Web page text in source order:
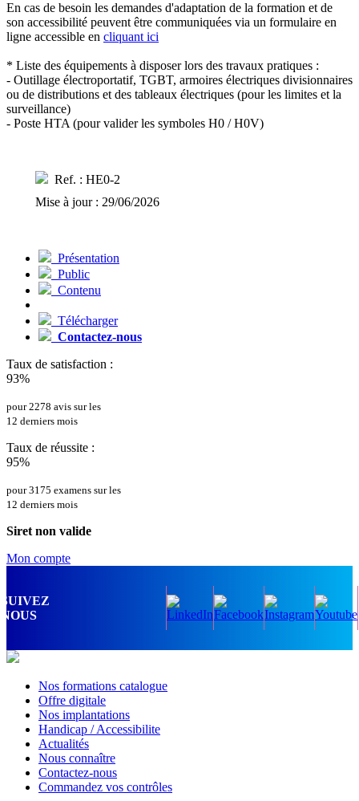
En cas de besoin les demandes d'adaptation de la formation et de
son accessibilité peuvent être communiquées via un formulaire en
ligne accessible en cliquant ici
* Liste des équipements à disposer lors des travaux pratiques :
- Outillage électroportatif, TGBT, armoires électriques divisionnaires
ou de distributions et des tableaux électriques (pour les limites et la
surveillance)
- Poste HTA (pour valider les symboles H0 / H0V)
Ref. : HE0-2
Mise à jour : 29/06/2026
Présentation
Public
Contenu
Télécharger
Contactez-nous
Taux de satisfaction :
93%
pour 2278 avis sur les
12 derniers mois
Taux de réussite :
95%
pour 3175 examens sur les
12 derniers mois
Siret non valide
Mon compte
SUIVEZ
NOUS
Nos formations catalogue
Offre digitale
Nos implantations
Handicap / Accessibilite
Actualités
Nous connaître
Contactez-nous
Commandez vos contrôles